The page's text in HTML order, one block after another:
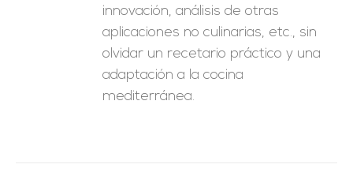
innovación, análisis de otras
aplicaciones no culinarias, etc., sin
olvidar un recetario práctico y una
adaptación a la cocina
mediterránea.